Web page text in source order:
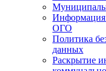
Информация
ОГО
Политика
данных
Раскрытие